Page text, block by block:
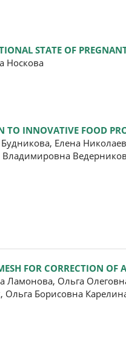
STATE OF
Носкова
TO INNOVATIVE FOOD
Елена
FOR CORRECTION
Ламонова, Ольга
Борисовна